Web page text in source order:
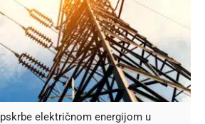
električnom energijom u